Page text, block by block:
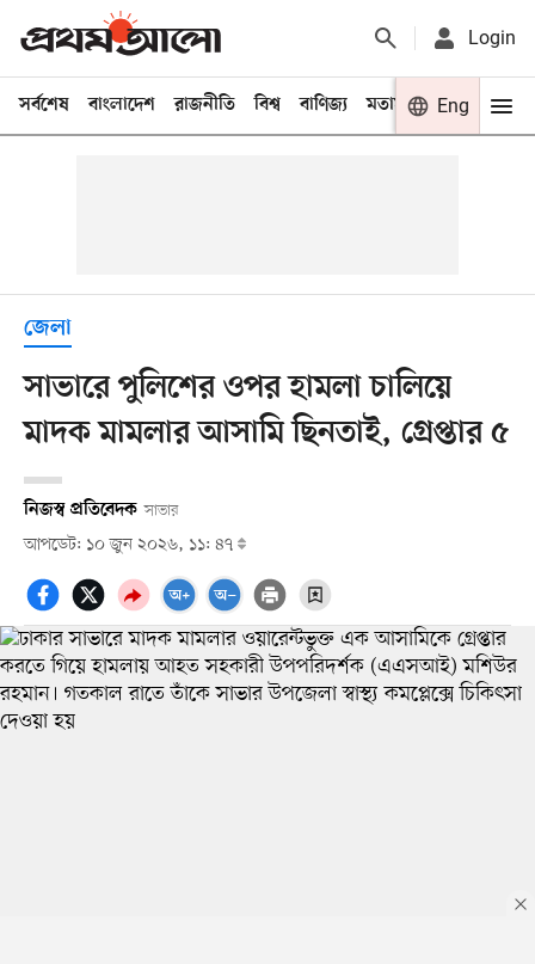
Login
সর্বশেষ বাংলাদেশ রাজনীতি বিশ্ব বাণিজ্য মতামত খেলা
Eng
জেলা
সাভারে পুলিশের ওপর হামলা চালিয়ে
মাদক মামলার আসামি ছিনতাই, গ্রেপ্তার ৫
নিজস্ব প্রতিবেদক সাভার
আপডেট: ১০ জুন ২০২৬, ১১: ৪৭